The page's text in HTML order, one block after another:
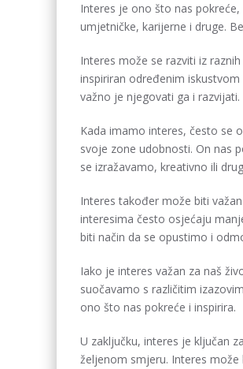
Interes je ono što nas
umjetničke, karijerne i druge.
Interes može se razviti iz
inspiriran određenim
važno je njegovati ga i razvijati.
Kada imamo interes, često se
svoje zone udobnosti. On nas
se izražavamo, kreativno ili
Interes također može biti
interesima često osjećaju
biti način da se opustimo i
Iako je interes važan za naš
suočavamo s različitim
ono što nas pokreće i inspirira.
U zaključku, interes je ključan
željenom smjeru. Interes može